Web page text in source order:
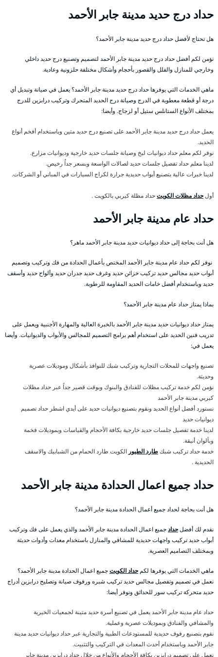
حداد درج حديد مدينة جابر الأحمد
هل تحتاج لأفضل حداد درج حديد مدينة جابر الأحمد؟
نؤمن لكم أفضل حداد درج حديد مدينة جابر الأحمد لتصميم وتصنيع درج حديد داخلي
وخارجي للمنازل والفلل والقصور بأحجام وأشكال مختلفة حلزونية وعادية.
ماهي الخدمات التي يوفرها حداد درج حديد مدينة جابر الأحمد؟ يعمل في صيانة وتبديل أي
درجة أو قطعة معطوبة في الدرج وصيانة درج الحديد المتحرك وتركيب درابزين للدرج
بمختلف الأنواع الستانلس ستيل أو لزجاج. وأيضا:
يعمل حداد درج حديد مدينة جابر الأحمد على تصنيع درج حديد متين وباستخدام أفخم أنواع
الحديد.
نوفر لكم معلم حداد ديوانيات لبخ وصيانة جلسات حديد خارجية وديوانيات مزارع.
لدينا معلم حداد تفصيل جلسات حديد لصالات الواسعة وبسعر جداُ رخيص.
لدينا خبرات عالية بتصنيع أبواب حديدية جرارة لكراج السيارات في المباني أو الشركات.
أولحداد مظلات الكويتحداد مظلة كيربي بالكويت .
حداد عام مدينة جابر الأحمد
هل أنت بحاجة إلى حداد ديوانيات حديد مدينة جابر الأحمد ماهر؟
نوفر لكم حداد عام مدينة جابر الأحمد المختص بأعمال الحدادة من فك وتركيب وتصميم
أبواب حديد مجالس حديد تركيب خزائن حديد وغرف حديد جدران حديد وألواح حديد وأسقف
حديد وباستخدام أفضل خامات الحديد المقاومة للرطوبة.
بماذا يمتاز حداد عام مدينة جابر الأحمد؟
يمتاز حداد ديوانيات حديد مدينة جابر الأحمد بالخبرة العالية والمهارة الأجنبية ويعمل على
تدريب فنين الحديد على استخدام أهم برامج التصميم للمجالس والأبواب والديوانيات. وأيضا
يعمل في:
تصنيع واجهات للمحلات التجارية وتركيب شبك للنوافذ بأشكال وموديلات عصرية
وحديثة.
نؤمن لكم خدمة تركيب مظلات للفنادق والبنوك وبوقت قصير جداً عبر حداد مظلات
كيربي مدينة جابر الأحمد
نستورد أفضل أنواع الحديد ونقوم بتصنيع ديوانيات حديد على أيدي اشطر حداد تصميم
ديوانيات حديد
لدينا خدمة تفصيل جلسات حديد خارجية بكافة الأحجام والقياسات وبموديلات فخمة
وبألوان أنيقة.
خدمة حداد تركيب شبكطارد الطيور الكويت طارد الحمام من الشبابيك والاسقف
الحديدية .
حداد جميع اعمال الحدادة مدينة جابر الأحمد
هل أنت بحاجة لحداد جميع أعمال الحدادة مدينة جابر الأحمد؟
نقدم لك أفضلحدادجميع اعمال الحدادة مدينة جابر الأحمد والذي يعمل على فك وتركيب
أبواب حديد تركيب واجهات حديدية للمشافي والمنازل باستخدام معدات وأدوات حديثة
وبمختلف التصاميم العصرية.
ماهي الخدمات التي يوفرها لكم حداد الكويتجميع اعمال الحدادة مدينة جابر الأحمد؟
نعمل في تصميم وتفصيل مجالس حديد تركيب شبره ورفوف صيانة وتصليح درابزين أدراج
حديد متحركة تركيب سور للحدائق ونوفر أيضا:
حداد عام مدينة جابر الأحمد يعمل في تصنيع أسرة حديد متينة لجمعيات الخيرية
والمشافي والفنادق وبموديلات عصرية وعملية.
نقوم بتصنيع رفوف حديدية للمستودعات الطبية والتجارية عبر حداد ديوانيات حديد مدينة
جابر الأحمد وباستخدام أحدث المعدات في التركيب والتثبيت.
نعمل على تصميم درابزين بكافة الأحجام والأنواع من خلال حداد درابزين مدينة جابر